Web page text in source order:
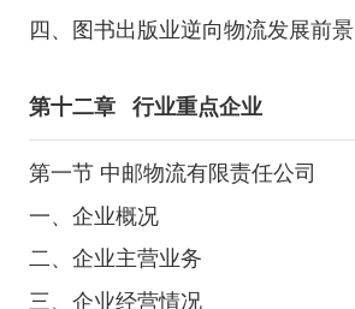
四、图书出版业逆向物流发展前景
第十二章 行业重点企业
第一节 中邮物流有限责任公司
一、企业概况
二、企业主营业务
三、企业经营情况